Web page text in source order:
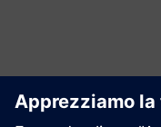
Esplora le